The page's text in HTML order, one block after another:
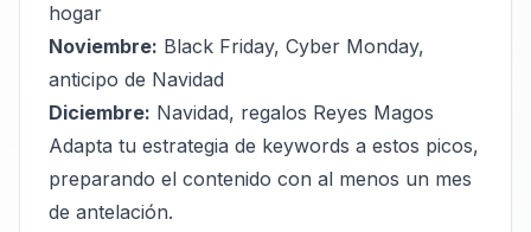
hogar
Noviembre: Black Friday, Cyber Monday,
anticipo de Navidad
Diciembre: Navidad, regalos Reyes Magos
Adapta tu estrategia de keywords a estos picos,
preparando el contenido con al menos un mes
de antelación.